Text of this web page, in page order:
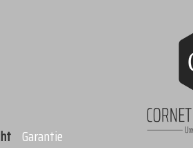
Garantie